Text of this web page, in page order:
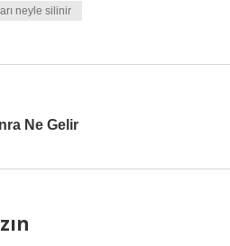
neyle silinir
Ne Gelir